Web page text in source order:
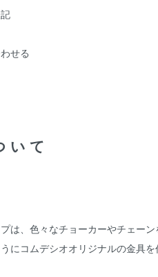
せる
いて
は、色々なチョーカーやチェーン
にコムデシオオリジナルの金具を